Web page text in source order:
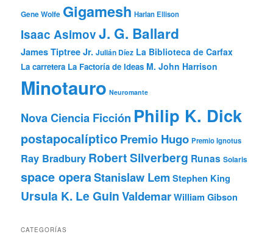
Gene Wolfe Gigamesh Harlan Ellison
Isaac AsimovJ. G. Ballard
James Tiptree Jr. Julián Díez La Biblioteca de Carfax
La carretera La Factoría de Ideas M. John Harrison
Minotauro Neuromante
Nova Ciencia Ficción Philip K. Dick
postapocalípticoPremio Hugo Premio Ignotus
Ray Bradbury Robert Silverberg Runas Solaris
space operaStanislaw Lem Stephen King
Ursula K. Le GuinValdemarWilliam Gibson
CATEGORÍAS